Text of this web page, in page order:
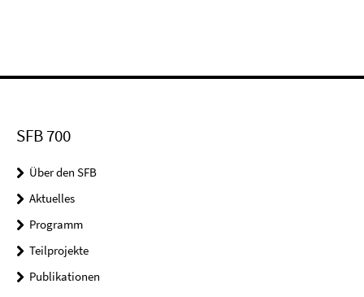
SFB 700
Über den SFB
Aktuelles
Programm
Teilprojekte
Publikationen